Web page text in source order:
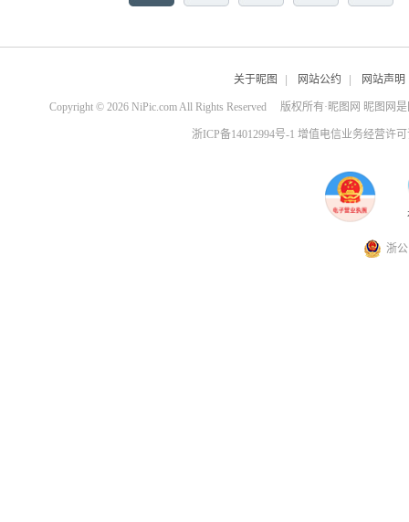
关于昵图 | 网站公约 | 网站声明
Copyright © 2026 NiPic.com All Rights Reserved 版权所有·昵图网 昵图网
浙ICP备14012994号-1 增值电信业务经营许
浙公